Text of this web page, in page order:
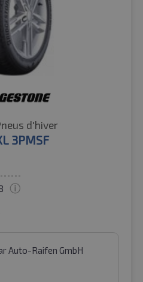
d'hiver
3PMSF
Auto-Raifen GmbH